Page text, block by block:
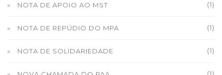
NOTA DE APOIO AO MST (1)
NOTA DE REPÚDIO DO MPA (1)
NOTA DE SOLIDARIEDADE (1)